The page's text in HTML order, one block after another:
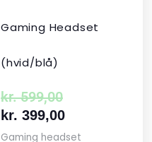
Gaming Headset
(hvid/blå)
kr.599,00
kr. 399,00
Gaming headset